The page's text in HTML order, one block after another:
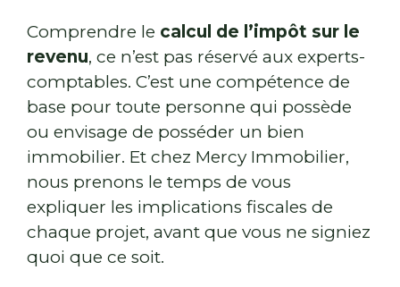
Comprendre le calcul de l’impôt sur le
revenu, ce n’est pas réservé aux experts-
comptables. C’est une compétence de
base pour toute personne qui possède
ou envisage de posséder un bien
immobilier. Et chez Mercy Immobilier,
nous prenons le temps de vous
expliquer les implications fiscales de
chaque projet, avant que vous ne signiez
quoi que ce soit.